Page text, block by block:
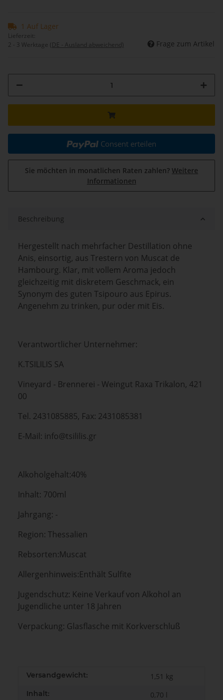
1 Auf Lager
Lieferzeit:
2 - 3 Werktage (DE - Ausland abweichend) Frage zum Artikel
Consent erteilen
Sie möchten in monatlichen Raten zahlen? Weitere
Informationen
Beschreibung
Hergestellt nach mehrfacher Destillation ohne
Anis, einsortig, aus Trestern von Muscat de
Hambourg. Klar, mit vollem Aroma jedoch
gleichzeitig mit diskretem Geschmack, ein
Synonym des guten Tsipouro aus Epirus.
Angenehm zu trinken, pur oder mit Eis.
Verantwortlicher Unternehmer:
K.TSILILIS SA
Vineyard - Brennerei - Weingut Raxa Trikalon, 421
00
Tel. 2431085885, Fax: 2431085381
E-Mail: info@tsililis.gr
Alkoholgehalt:40%
Inhalt: 700ml
Jahrgang: -
Region: Thessalien
Rebsorten:Muscat
Allergenhinweis:Enthält Sulfite
Jugendschutz: Keine Verkauf von Alkohol an
Jugendliche unter 18 Jahren
Verpackung: Glasflasche mit Korkverschluß
Versandgewicht: 1,51 kg
Inhalt: 0,70 l